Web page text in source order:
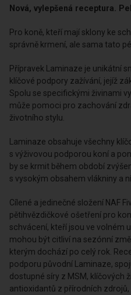
Nová, vylepšená receptura.
Pro koně, kteří mají sklony ke
správně krmení, ale sama tato
Přípravek Laminaze je unikátní
klíčové podpory zažívání, jejíž
Spolu se specifickými živinami
může pomoci pro zachování
životního stylu.
Laminaze obsahuje všechny
s výživovou podporou koní a
by se krmit během období
s vysokým obsahem vlákniny a
Cílené a jedinečné složení NAF
pětihvězdičkové ošetření pro
schvácení, kteří jsou ve volném
mohou být citliví na sezónní
kterým dochází po celý rok.
podporu původní Laminaze,
dostupné síry z MSM, klíčových
antioxidantů z přírodních